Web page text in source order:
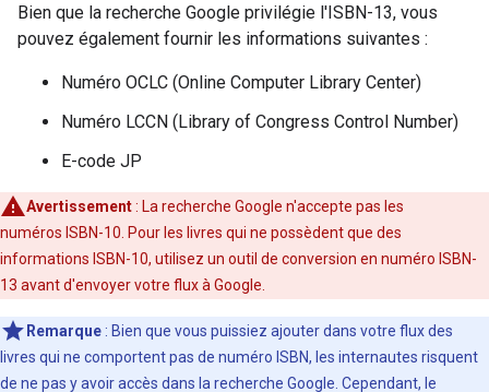
Bien que la recherche Google privilégie l'ISBN-13, vous
pouvez également fournir les informations suivantes :
Numéro OCLC (Online Computer Library Center)
Numéro LCCN (Library of Congress Control Number)
E-code JP
Avertissement: La recherche Google n'accepte pas les
numéros ISBN-10. Pour les livres qui ne possèdent que des
informations ISBN-10, utilisez un outil de conversion en numéro ISBN-
13 avant d'envoyer votre flux à Google.
Remarque : Bien que vous puissiez ajouter dans votre flux des
livres qui ne comportent pas de numéro ISBN, les internautes risquent
de ne pas y avoir accès dans la recherche Google. Cependant, le